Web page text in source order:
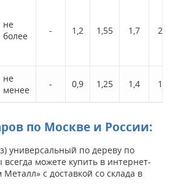
не
более
- 1,2 1,55 1,7 2,0
не
менее
- 0,9 1,25 1,4 1,5
по Москве и России:
универсальный по дереву по
можете купить в интернет-
с доставкой со склада в